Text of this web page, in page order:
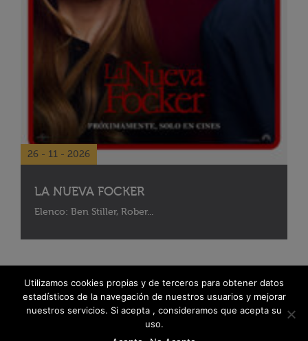
26 - 11 - 2026
LA NUEVA FOCKER
Elenco: Ben Stiller, Rober...
Utilizamos cookies propias y de terceros para obtener datos
estadísticos de la navegación de nuestros usuarios y mejorar
nuestros servicios. Si acepta , consideramos que acepta su
uso.